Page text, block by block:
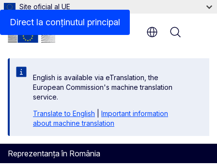
Direct la conținutul principal
Site oficial al UE
English is available via eTranslation, the
European Commission's machine translation
service.
Translate to English
Important information
about machine translation
Reprezentanța în România
Menu